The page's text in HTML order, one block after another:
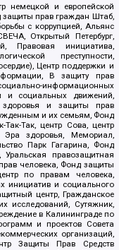
немецкой и европейской
защиты прав граждан Штаб,
с коррупцией, Альянс
Открытый Петербург,
Правовая инициатива,
преступности,
Центр поддержки и
В защиту прав
информационных
и социальных движений,
и защиты прав
и их семьям, Фонд
Так-Так, центр Сова, центр
Эра здоровья, Мемориал,
Парк Гагарина, Фонд
правозащитная
человека, Фонд защиты
по правам человека,
инициатив и социального
центр, Гражданское
исследований, Сутяжник,
в Калининграде по
и проектов Совета
организаций,
Защиты Прав Средств